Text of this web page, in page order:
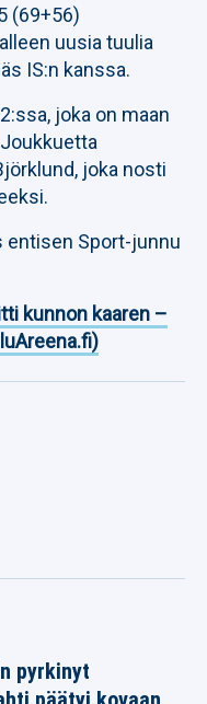
(69+56)
uusia tuulia
IS:n kanssa.
joka on maan
joka nosti
entisen Sport-junnu
kunnon kaaren –
pyrkinyt